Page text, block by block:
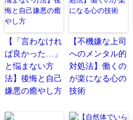
【「言わなけれ
ば良かった…」
と悩まない方
法】後悔と自己
嫌悪の癒やし方
【不機嫌な上司
へのメンタル的
対処法】働くの
が楽になる心の
技術